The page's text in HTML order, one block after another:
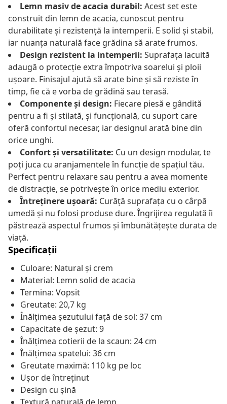
Lemn masiv de acacia durabil: Acest set este
construit din lemn de acacia, cunoscut pentru
durabilitate și rezistență la intemperii. E solid și stabil,
iar nuanța naturală face grădina să arate frumos.
Design rezistent la intemperii: Suprafața lacuită
adaugă o protecție extra împotriva soarelui și ploii
ușoare. Finisajul ajută să arate bine și să reziste în
timp, fie că e vorba de grădină sau terasă.
Componente și design: Fiecare piesă e gândită
pentru a fi și stilată, și funcțională, cu suport care
oferă confortul necesar, iar designul arată bine din
orice unghi.
Confort și versatilitate: Cu un design modular, te
poți juca cu aranjamentele în funcție de spațiul tău.
Perfect pentru relaxare sau pentru a avea momente
de distracție, se potrivește în orice mediu exterior.
Întreținere ușoară: Curăță suprafața cu o cârpă
umedă și nu folosi produse dure. Îngrijirea regulată îi
păstrează aspectul frumos și îmbunătățește durata de
viață.
Specificații
Culoare: Natural și crem
Material: Lemn solid de acacia
Termina: Vopsit
Greutate: 20,7 kg
Înălțimea șezutului față de sol: 37 cm
Capacitate de șezut: 9
Înălțimea cotierii de la scaun: 24 cm
Înălțimea spatelui: 36 cm
Greutate maximă: 110 kg pe loc
Ușor de întreținut
Design cu șină